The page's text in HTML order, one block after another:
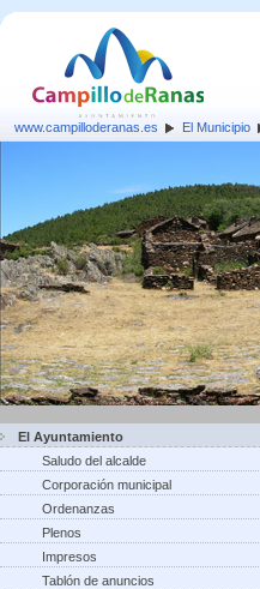
www.campilloderanas.es El Municipio
El Ayuntamiento
Saludo del alcalde
Corporación municipal
Ordenanzas
Plenos
Impresos
Tablón de anuncios